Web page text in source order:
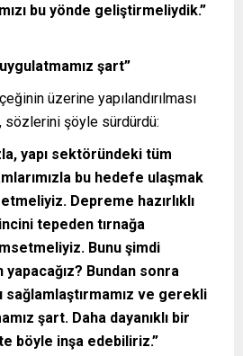
bu yönde geliştirmeliydik.”
şart”
üzerine yapılandırılması
şöyle sürdürdü:
yapı sektöründeki tüm
bu hedefe ulaşmak
Depreme hazırlıklı
tepeden tırnağa
Bunu şimdi
Bundan sonra
sağlamlaştırmamız ve gerekli
şart. Daha dayanıklı bir
böyle inşa edebiliriz.”